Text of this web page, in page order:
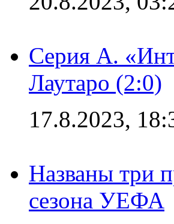
Серия А.
Лаутаро (2:0)
17.8.2023,
Названы три
сезона УЕФА